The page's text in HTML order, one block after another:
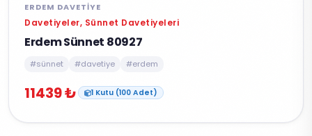
ERDEM DAVETIYE
Davetiyeler, Sünnet Davetiyeleri
Erdem Sünnet 80927
#sünnet #davetiye #erdem
11439 ₺ 1 Kutu (100 Adet)